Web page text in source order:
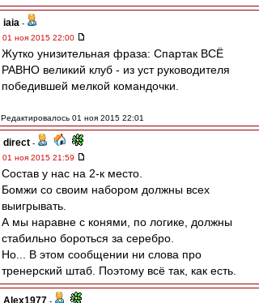
iaia -
01 ноя 2015 22:00
Жутко унизительная фраза: Спартак ВСЁ
РАВНО великий клуб - из уст руководителя
победившей мелкой командочки.
Редактировалось 01 ноя 2015 22:01
direct -
01 ноя 2015 21:59
Состав у нас на 2-к место.
Бомжи со своим набором должны всех
выигрывать.
А мы наравне с конями, по логике, должны
стабильно бороться за серебро.
Но... В этом сообщении ни слова про
тренерский штаб. Поэтому всё так, как есть.
Alex1977 -